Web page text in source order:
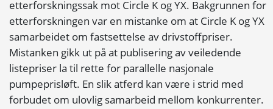
etterforskningssak mot Circle K og YX. Bakgrunnen for
etterforskningen var en mistanke om at Circle K og YX
samarbeidet om fastsettelse av drivstoffpriser.
Mistanken gikk ut på at publisering av veiledende
listepriser la til rette for parallelle nasjonale
pumpeprisløft. En slik atferd kan være i strid med
forbudet om ulovlig samarbeid mellom konkurrenter.